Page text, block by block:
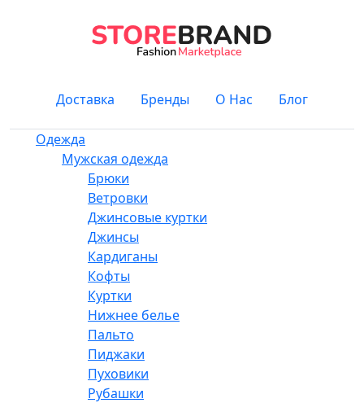
Доставка Бренды О Нас Блог
Одежда
Мужская одежда
Брюки
Ветровки
Джинсовые куртки
Джинсы
Кардиганы
Кофты
Куртки
Нижнее белье
Пальто
Пиджаки
Пуховики
Рубашки